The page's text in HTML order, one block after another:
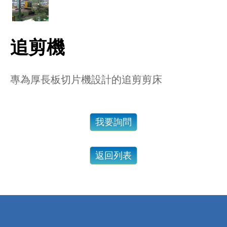
追剪機
專為厚長板切片機設計的追剪剪床
我要詢問